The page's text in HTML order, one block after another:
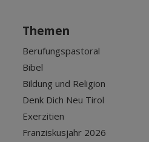
Themen
Berufungspastoral
Bibel
Bildung und Religion
Denk Dich Neu Tirol
Exerzitien
Franziskusjahr 2026